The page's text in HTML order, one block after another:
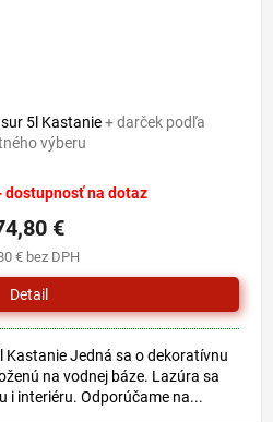
5l Kastanie+ darček podľa
výberu
dostupnosť na dotaz
€ bez DPH
€
Detail
Kastanie Jedná sa o dekoratívnu
na vodnej báze. Lazúra sa
i interiéru. Odporúčame na...